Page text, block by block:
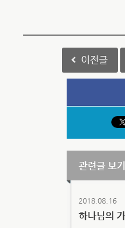
이전글
관련글 보기
2018.08.16
하나님의